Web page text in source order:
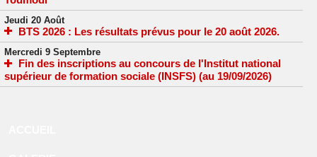
Jeudi 20 Août
BTS 2026 : Les résultats prévus pour le 20 août 2026.
Mercredi 9 Septembre
Fin des inscriptions au concours de l'Institut national
supérieur de formation sociale (INSFS) (au 19/09/2026)